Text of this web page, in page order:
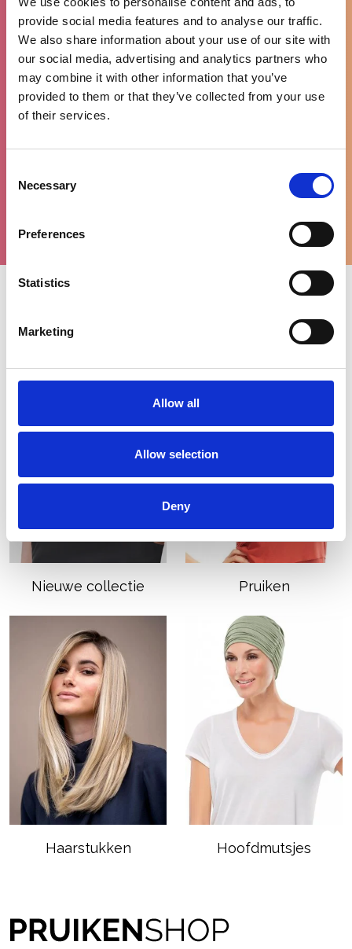
provide social media features and to analyse our traffic.
We also share information about your use of our site with
our social media, advertising and analytics partners who
may combine it with other information that you’ve
provided to them or that they’ve collected from your use
of their services.
Selection
Necessary
Preferences
Statistics
Marketing
Allow all
Allow selection
Deny
90% tevreden
klanten
Nieuwe collectie Pruiken
Haarstukken Hoofdmutsjes